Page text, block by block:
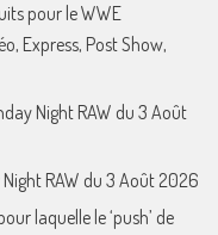
pour le WWE
Express, Post Show,
Night RAW du 3 Août
RAW du 3 Août 2026
laquelle le ‘push’ de